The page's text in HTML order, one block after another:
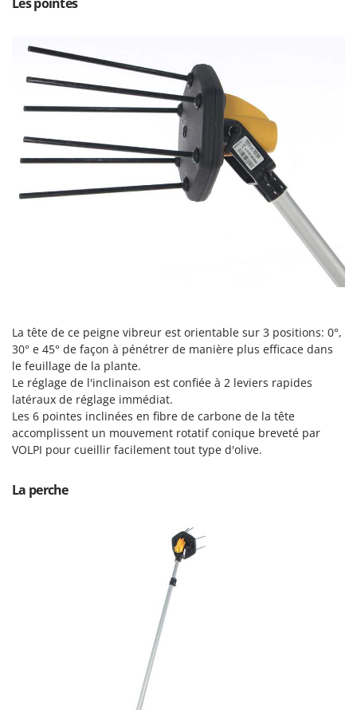
Pulvérisateurs
Rafraîchisseurs d'air par évaporation
Rampes de chargement en aluminium
Râpes à fromage électriques
Râteaux pour tracteur
Robots nettoyeurs de piscine
Scies à Ruban
Scies alternatives à batterie
Scies de jardin télescopiques
Sécateurs électriques à batterie
Sécateurs et Échenilloirs manuels
Sécateurs pneumatiques
Semoirs et Épandeurs d'engrais
Souffleurs aspirateurs pour Feuilles
Soufreuses - Poudreuses à dos
Soufreuses - Poudreuses pour tracteur
Taille-haies à bras pour tracteur
Tondeuses à Gazon
GYS
H
Hailo
Henx
Intec
Intex
Italyco
ITM
J
Les pointes
La tête de ce peigne vibreur est orientable sur 3 positions: 0°,
30° e 45° de façon à pénétrer de manière plus efficace dans
le feuillage de la plante.
Le réglage de l'inclinaison est confiée à 2 leviers rapides
latéraux de réglage immédiat.
Les 6 pointes inclinées en fibre de carbone de la tête
accomplissent un mouvement rotatif conique breveté par
VOLPI pour cueillir facilement tout type d'olive.
La perche